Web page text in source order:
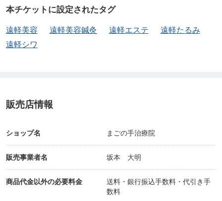
本チケットに設定されたタグ
遠軽美容 遠軽美容鍼灸 遠軽エステ
遠軽たるみ
遠軽シワ
販売店情報
ショップ名 まごの手治療院
販売事業者名 坂本 大明
商品代金以外の必要料金
送料・銀行振込手数料・代引き手
数料